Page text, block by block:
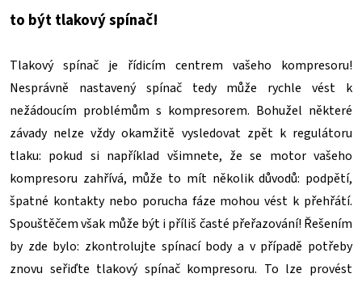
to být tlakový spínač!
Tlakový spínač je řídicím centrem vašeho kompresoru!
Nesprávně nastavený spínač tedy může rychle vést k
nežádoucím problémům s kompresorem. Bohužel některé
závady nelze vždy okamžitě vysledovat zpět k regulátoru
tlaku: pokud si například všimnete, že se motor vašeho
kompresoru zahřívá, může to mít několik důvodů: podpětí,
špatné kontakty nebo porucha fáze mohou vést k přehřátí.
Spouštěčem však může být i příliš časté přeřazování! Řešením
by zde bylo: zkontrolujte spínací body a v případě potřeby
znovu seřiďte tlakový spínač kompresoru. To lze provést